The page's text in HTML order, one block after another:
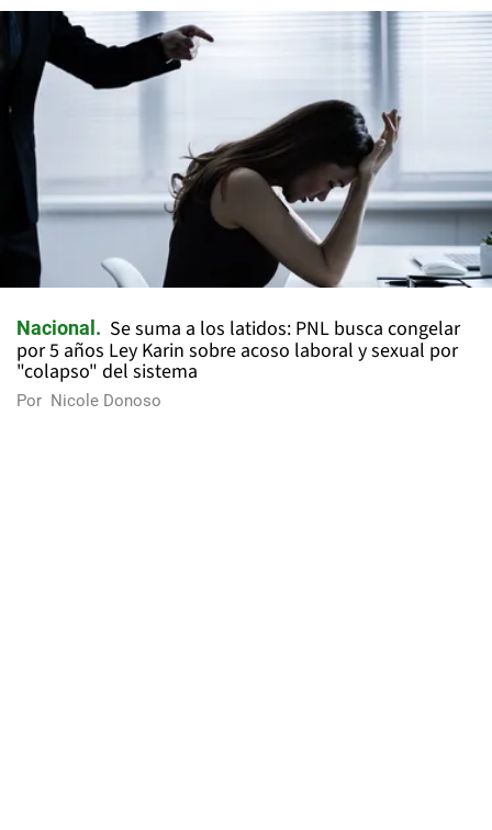
Nacional
Se suma a los latidos: PNL busca congelar
por 5 años Ley Karin sobre acoso laboral y sexual por
"colapso" del sistema
Por Nicole Donoso